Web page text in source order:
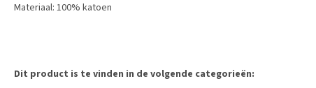
Materiaal: 100% katoen
Dit product is te vinden in de volgende categorieën: